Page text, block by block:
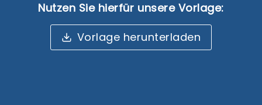
Nutzen Sie hierfür unsere Vorlage:
Vorlage herunterladen